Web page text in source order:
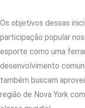
Os objetivos dessas
participação popular
esporte como uma
desenvolvimento
também buscam
região de Nova York